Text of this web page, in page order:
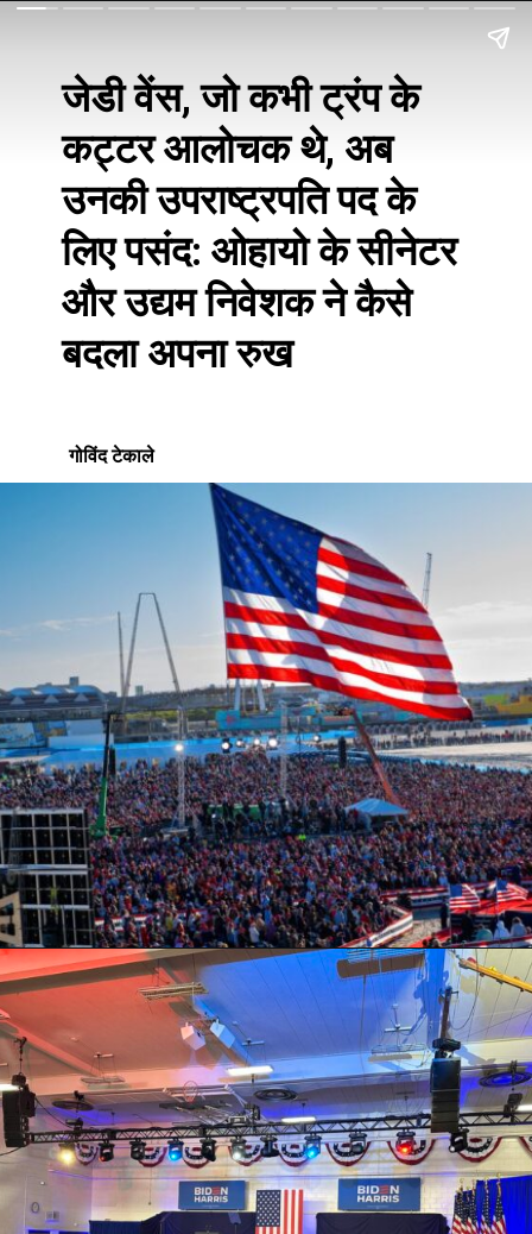
जेडी वेंस, जो कभी ट्रंप के
कट्टर आलोचक थे, अब
उनकी उपराष्ट्रपति पद के
लिए पसंद: ओहायो के सीनेटर
और उद्यम निवेशक ने कैसे
बदला अपना रुख
गोविंद टेकाले
गोविंद टेकाले